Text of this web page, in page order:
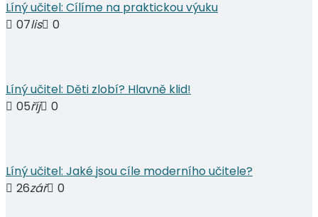
Líný učitel: Cílíme na praktickou výuku
07lis 0
Líný učitel: Děti zlobí? Hlavně klid!
05říj 0
Líný učitel: Jaké jsou cíle moderního učitele?
26zář 0